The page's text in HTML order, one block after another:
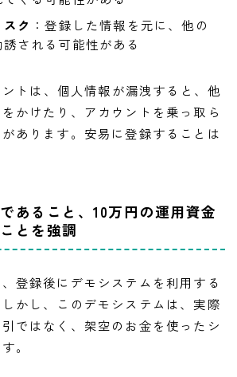
ク ：登録した情報を元に、他の
される可能性がある
トは、個人情報が漏洩すると、他
かけたり、アカウントを乗っ取ら
あります。安易に登録することは
あること、10万円の運用資金
とを強調
登録後にデモシステムを利用する
かし、このデモシステムは、実際
ではなく、架空のお金を使ったシ
。